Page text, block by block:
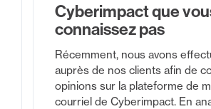
Cyberimpact que
connaissez pas
Récemment, nous avons
auprès de nos clients afin de
opinions sur la plateforme de
courriel de Cyberimpact. En